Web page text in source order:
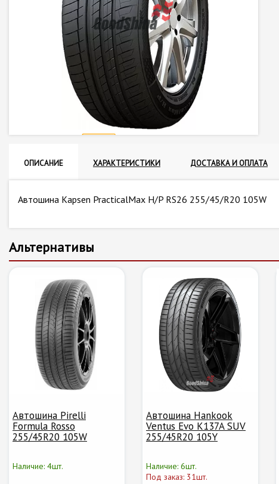
ОПИСАНИЕ ХАРАКТЕРИСТИКИ ДОСТАВКА И ОПЛАТА
Автошина Kapsen PracticalMax H/P RS26 255/45/R20 105W
Альтернативы
Автошина Pirelli
Formula Rosso
255/45R20 105W
Наличие: 4шт.
Автошина Hankook
Ventus Evo K137A SUV
255/45R20 105Y
Наличие: 6шт.
Под заказ: 31шт.